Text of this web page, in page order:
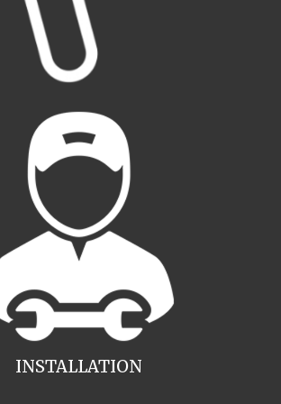
INSTALLATION